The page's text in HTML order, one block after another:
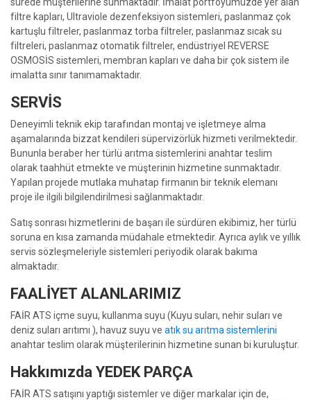
filtre kapları, Ultraviole dezenfeksiyon sistemleri, paslanmaz çok
kartuşlu filtreler, paslanmaz torba filtreler, paslanmaz sıcak su
filtreleri, paslanmaz otomatik filtreler, endüstriyel REVERSE
OSMOSİS sistemleri, membran kapları ve daha bir çok sistem ile
imalatta sınır tanımamaktadır.
SERVİS
Deneyimli teknik ekip tarafından montaj ve işletmeye alma
aşamalarında bizzat kendileri süpervizörlük hizmeti verilmektedir.
Bununla beraber her türlü arıtma sistemlerini anahtar teslim
olarak taahhüt etmekte ve müşterinin hizmetine sunmaktadır.
Yapılan projede mutlaka muhatap firmanın bir teknik elemanı
proje ile ilgili bilgilendirilmesi sağlanmaktadır.
Satış sonrası hizmetlerini de başarı ile sürdüren ekibimiz, her türlü
soruna en kısa zamanda müdahale etmektedir. Ayrıca aylık ve yıllık
servis sözleşmeleriyle sistemleri periyodik olarak bakıma
almaktadır.
FAALİYET ALANLARIMIZ
FAİR ATS içme suyu, kullanma suyu (Kuyu suları, nehir suları ve
deniz suları arıtımı ), havuz suyu ve atık su arıtma sistemlerini
anahtar teslim olarak müşterilerinin hizmetine sunan bi kuruluştur.
Hakkımızda YEDEK PARÇA
FAİR ATS satışını yaptığı sistemler ve diğer markalar için de,